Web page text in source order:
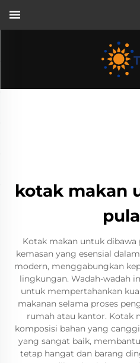
kotak makan
Kotak makan untuk
kemasan yang esensial
modern, menggabungkan
lingkungan. Wadah-wadah
untuk mempertahankan
makanan selama proses
rumah atau kantor. Kotak
komposisi bahan yang
yang sangat baik,
tetap hangat dan barang